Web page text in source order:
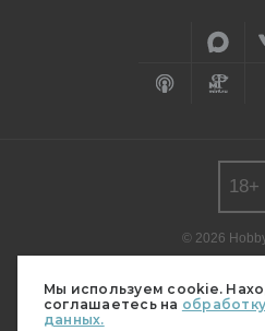
Мы используем cookie.
соглашаетесь на
данных.
© 2026
Мнение авторов может не
Свидетельство о регистрации
18+